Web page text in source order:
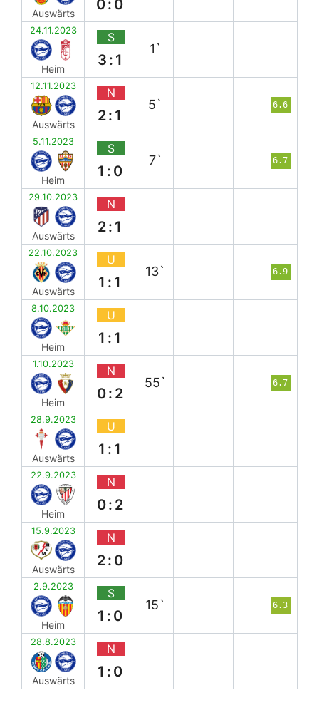
Auswärts
0:0
24.11.2023
Heim
S
3:1
1`
12.11.2023
Auswärts
N
2:1
5` 6.6
5.11.2023
Heim
S
1:0
7` 6.7
29.10.2023
Auswärts
N
2:1
22.10.2023
Auswärts
U
1:1
13` 6.9
8.10.2023
Heim
U
1:1
1.10.2023
Heim
N
0:2
55` 6.7
28.9.2023
Auswärts
U
1:1
22.9.2023
Heim
N
0:2
15.9.2023
Auswärts
N
2:0
2.9.2023
Heim
S
1:0
15` 6.3
28.8.2023
Auswärts
N
1:0